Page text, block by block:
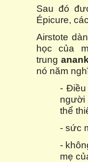
Sau đó
Épicure,
Airstote
học của
trung
nó năm
-
người
thể
- sức
-
mẹ